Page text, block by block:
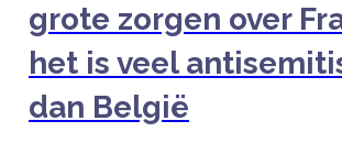
grote zorgen over
het is veel
dan België